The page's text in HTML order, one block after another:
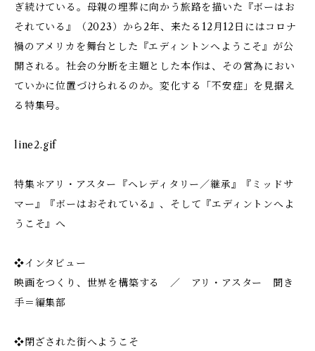
ぎ続けている。母親の埋葬に向かう旅路を描いた『ボーはお
それている』（2023）から2年、来たる12月12日にはコロナ
禍のアメリカを舞台とした『エディントンへようこそ』が公
開される。社会の分断を主題とした本作は、その営為におい
ていかに位置づけられるのか。変化する「不安症」を見据え
る特集号。
line2.gif
特集＊アリ・アスター――『ヘレディタリー／継承』『ミッドサ
マー』『ボーはおそれている』、そして『エディントンへよ
うこそ』へ
❖インタビュー
映画をつくり、世界を構築する ／ アリ・アスター 聞き
手＝編集部
❖閉ざされた街へようこそ